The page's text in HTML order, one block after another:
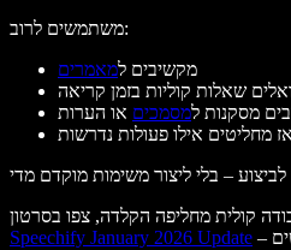
משתמשים לרוב:
מקשיבים למאמרים
שאלות קוליות בזמן קריאה
מסקנות למסמכים או הערות
מחליטים אילו פעולות נדרשות
Speechify January 2026 Update